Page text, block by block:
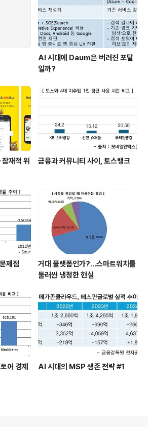
율은 56%에 불과한 것으로
AI 시대에 Daum은 버려진 포탈
일까?
재적 위
금융과 커뮤니티 사이, 토스뱅크
제점
거대 플랫폼인가?…스마트워치를
둘러싼 냉정한 현실
어 경제
AI 시대의 MSP 생존 전략 #1